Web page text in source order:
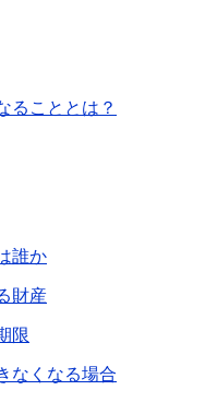
ることとは？
誰か
財産
限
なくなる場合